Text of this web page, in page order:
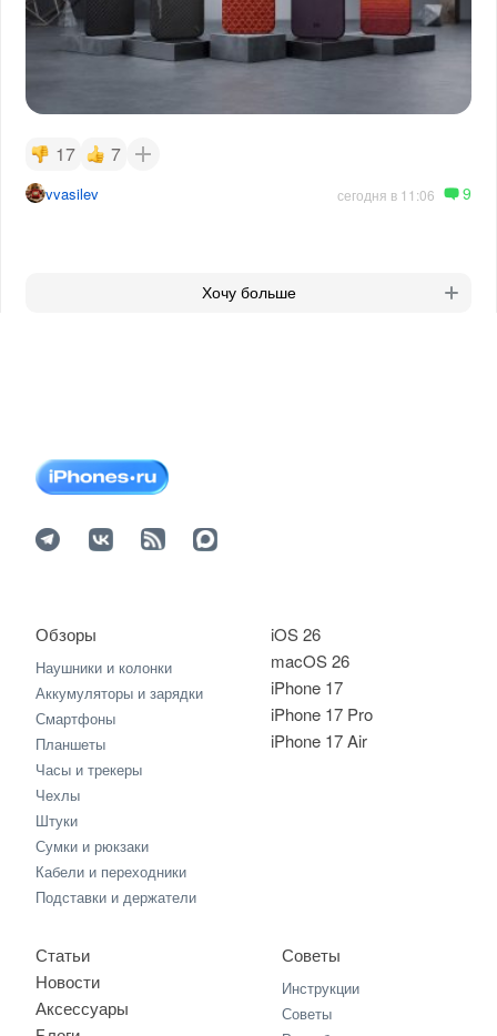
17 7
vvasilev сегодня в 11:06 9
Хочу больше
iOS 26
macOS 26
iPhone 17
iPhone 17 Pro
iPhone 17 Air
Обзоры
Наушники и колонки
Аккумуляторы и зарядки
Смартфоны
Планшеты
Часы и трекеры
Чехлы
Штуки
Сумки и рюкзаки
Кабели и переходники
Подставки и держатели
Статьи
Новости
Аксессуары
Советы
Инструкции
Советы